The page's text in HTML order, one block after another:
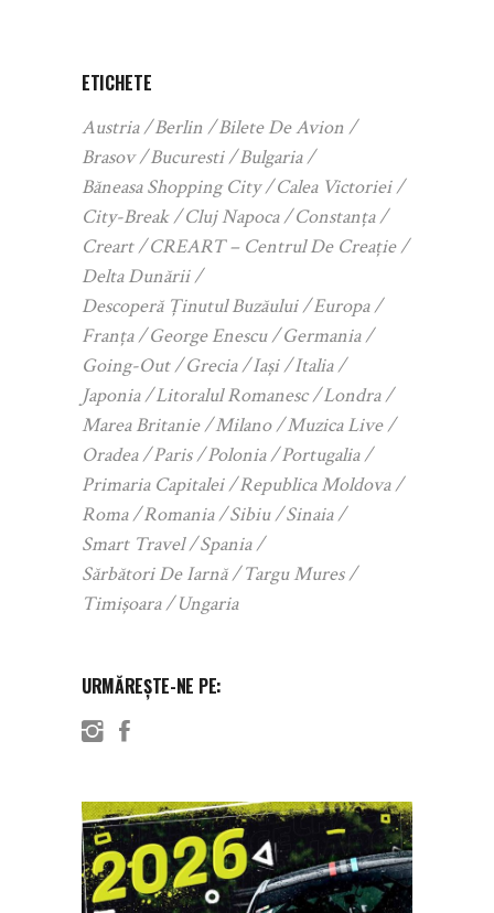
ETICHETE
Austria Berlin
Bilete De Avion
Brasov
Bucuresti
Bulgaria
Băneasa Shopping City
Calea Victoriei
City-Break
Cluj Napoca
Constanța
Creart
CREART – Centrul De Creație
Delta Dunării
Descoperă Ținutul Buzăului
Europa
Franța
George Enescu
Germania
Going-Out
Grecia Iași
Italia
Japonia
Litoralul Romanesc
Londra
Marea Britanie
Milano
Muzica Live
Oradea
Paris Polonia
Portugalia
Primaria Capitalei
Republica Moldova
Roma
Romania Sibiu
Sinaia
Smart Travel
Spania
Sărbători De Iarnă
Targu Mures
Timișoara
Ungaria
URMĂREȘTE-NE PE: